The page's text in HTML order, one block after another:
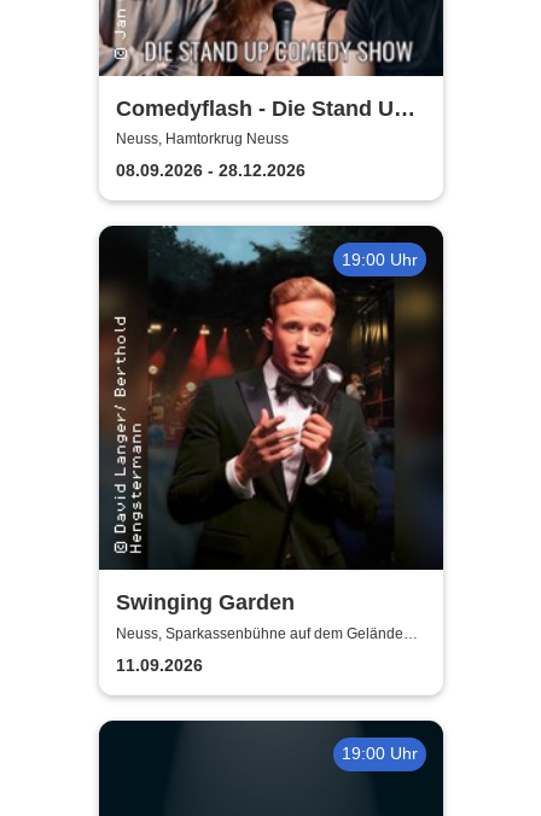
Comedyflash - Die Stand Up
Comedy Show in Neuss
Neuss, Hamtorkrug Neuss
08.09.2026 - 28.12.2026
19:00 Uhr
Swinging Garden
Neuss, Sparkassenbühne auf dem Gelände
der Landesgartenschau Neuss
11.09.2026
19:00 Uhr